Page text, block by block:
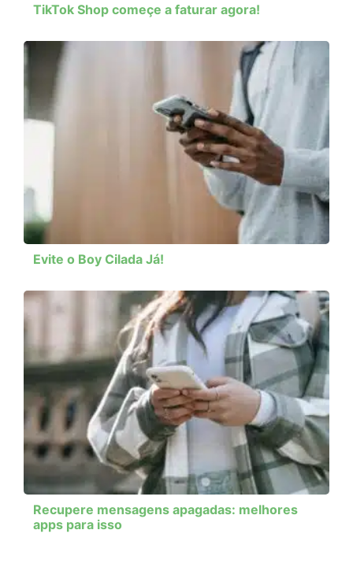
TikTok Shop começe a faturar agora!
Evite o Boy Cilada Já!
Recupere mensagens apagadas: melhores
apps para isso